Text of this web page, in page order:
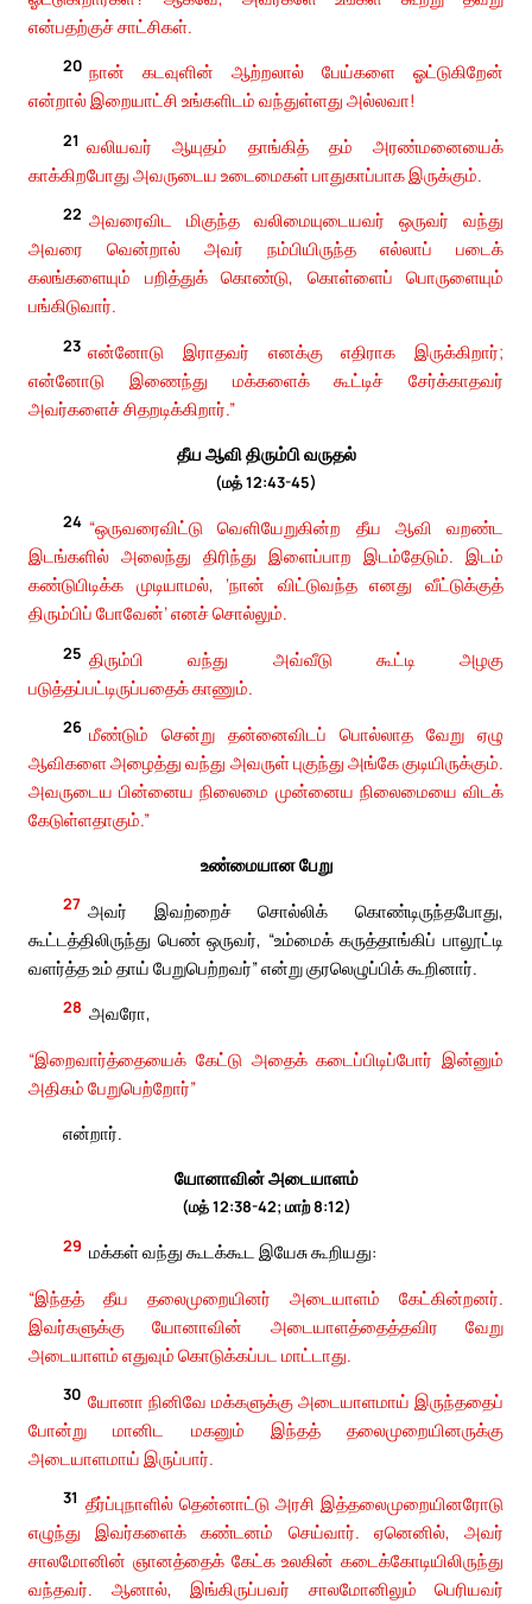
என்பதற்குச் சாட்சிகள்.
20 நான் கடவுளின் ஆற்றலால் பேய்களை ஓட்டுகிறேன்
என்றால் இறையாட்சி உங்களிடம் வந்துள்ளது அல்லவா!
21 வலியவர் ஆயுதம் தாங்கித் தம் அரண்மனையைக்
காக்கிறபோது அவருடைய உடைமைகள் பாதுகாப்பாக இருக்கும்.
22 அவரைவிட மிகுந்த வலிமையுடையவர் ஒருவர் வந்து
அவரை வென்றால் அவர் நம்பியிருந்த எல்லாப் படைக்
கலங்களையும் பறித்துக் கொண்டு, கொள்ளைப் பொருளையும்
பங்கிடுவார்.
23 என்னோடு இராதவர் எனக்கு எதிராக இருக்கிறார்;
என்னோடு இணைந்து மக்களைக் கூட்டிச் சேர்க்காதவர்
அவர்களைச் சிதறடிக்கிறார்.”
தீய ஆவி திரும்பி வருதல்
(மத் 12:43-45)
24 “ஒருவரைவிட்டு வெளியேறுகின்ற தீய ஆவி வறண்ட
இடங்களில் அலைந்து திரிந்து இளைப்பாற இடம்தேடும். இடம்
கண்டுபிடிக்க முடியாமல், ‘நான் விட்டுவந்த எனது வீட்டுக்குத்
திரும்பிப் போவேன்’ எனச் சொல்லும்.
25 திரும்பி வந்து அவ்வீடு கூட்டி அழகு
படுத்தப்பட்டிருப்பதைக் காணும்.
26 மீண்டும் சென்று தன்னைவிடப் பொல்லாத வேறு ஏழு
ஆவிகளை அழைத்து வந்து அவருள் புகுந்து அங்கே குடியிருக்கும்.
அவருடைய பின்னைய நிலைமை முன்னைய நிலைமையை விடக்
கேடுள்ளதாகும்.”
உண்மையான பேறு
27 அவர் இவற்றைச் சொல்லிக் கொண்டிருந்தபோது,
கூட்டத்திலிருந்து பெண் ஒருவர், “உம்மைக் கருத்தாங்கிப் பாலூட்டி
வளர்த்த உம் தாய் பேறுபெற்றவர்” என்று குரலெழுப்பிக் கூறினார்.
28 அவரோ,
“இறைவார்த்தையைக் கேட்டு அதைக் கடைப்பிடிப்போர் இன்னும்
அதிகம் பேறுபெற்றோர்”
என்றார்.
யோனாவின் அடையாளம்
(மத் 12:38-42; மாற் 8:12)
29 மக்கள் வந்து கூடக்கூட இயேசு கூறியது:
“இந்தத் தீய தலைமுறையினர் அடையாளம் கேட்கின்றனர்.
இவர்களுக்கு யோனாவின் அடையாளத்தைத்தவிர வேறு
அடையாளம் எதுவும் கொடுக்கப்பட மாட்டாது.
30 யோனா நினிவே மக்களுக்கு அடையாளமாய் இருந்ததைப்
போன்று மானிட மகனும் இந்தத் தலைமுறையினருக்கு
அடையாளமாய் இருப்பார்.
31 தீர்ப்புநாளில் தென்னாட்டு அரசி இத்தலைமுறையினரோடு
எழுந்து இவர்களைக் கண்டனம் செய்வார். ஏனெனில், அவர்
சாலமோனின் ஞானத்தைக் கேட்க உலகின் கடைக்கோடியிலிருந்து
வந்தவர். ஆனால், இங்கிருப்பவர் சாலமோனிலும் பெரியவர்